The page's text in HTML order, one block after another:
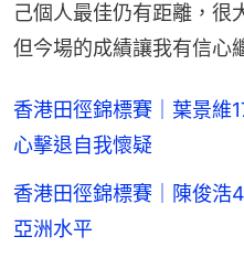
己個人最佳仍有距離，很
但今場的成績讓我有信心
香港田徑錦標賽｜葉景
心擊退自我懷疑
香港田徑錦標賽｜陳俊
亞洲水平